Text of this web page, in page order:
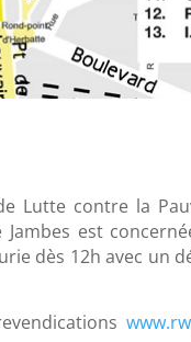
Lutte contre la
Jambes est
dès 12h avec un